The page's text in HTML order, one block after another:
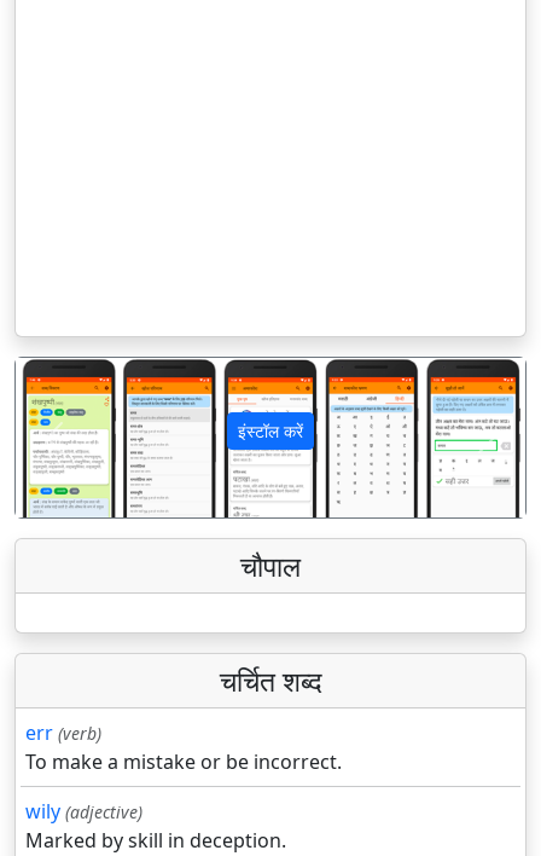
इंस्टॉल करें
पिछला अगला
चौपाल
चर्चित शब्द
err (verb)
To make a mistake or be incorrect.
wily (adjective)
Marked by skill in deception.